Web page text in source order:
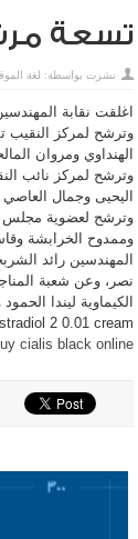
تسعة
نشرت بواسطة: لغة
اغلقت نقابة
وترشح لمركز النقيب
الهنداوي ومروان
وترشح لمركز نائب
اليحيى وجمال
وترشح لعضوية مجلس
وممدوح الخرابشة
المهندسين رائد
نصر، وعن شعبة
2 0.01 cream
cialis black online